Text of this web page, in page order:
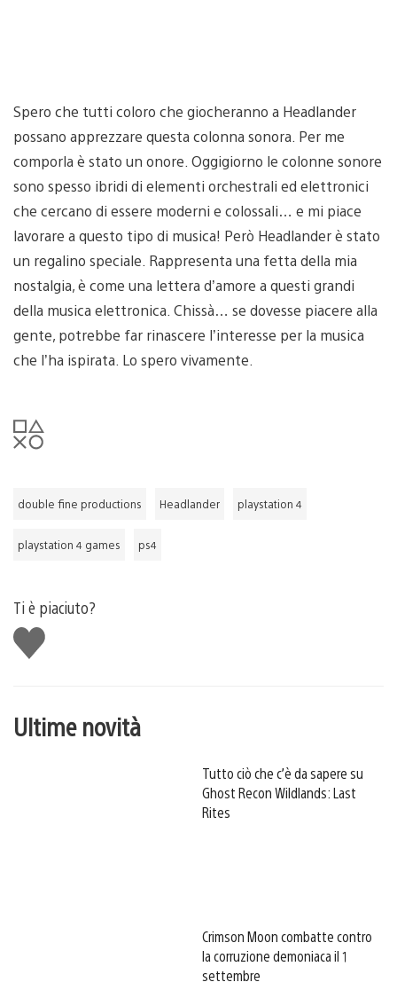
Spero che tutti coloro che giocheranno a Headlander
possano apprezzare questa colonna sonora. Per me
comporla è stato un onore. Oggigiorno le colonne sonore
sono spesso ibridi di elementi orchestrali ed elettronici
che cercano di essere moderni e colossali… e mi piace
lavorare a questo tipo di musica! Però Headlander è stato
un regalino speciale. Rappresenta una fetta della mia
nostalgia, è come una lettera d’amore a questi grandi
della musica elettronica. Chissà… se dovesse piacere alla
gente, potrebbe far rinascere l’interesse per la musica
che l’ha ispirata. Lo spero vivamente.
double fine productions Headlander playstation 4
playstation 4 games ps4
Ti è piaciuto?
Mi
piace
Ultime novità
Tutto ciò che c’è da sapere su
Ghost Recon Wildlands: Last
Rites
Crimson Moon combatte contro
la corruzione demoniaca il 1
settembre